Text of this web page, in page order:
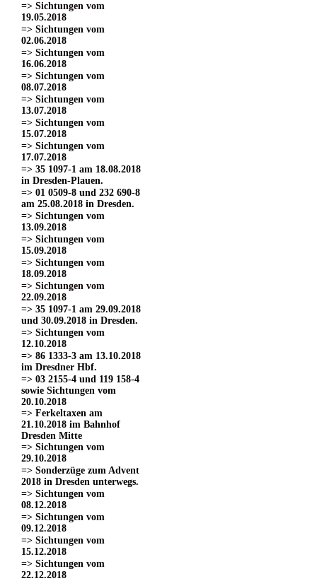
=> Sichtungen vom
19.05.2018
=> Sichtungen vom
02.06.2018
=> Sichtungen vom
16.06.2018
=> Sichtungen vom
08.07.2018
=> Sichtungen vom
13.07.2018
=> Sichtungen vom
15.07.2018
=> Sichtungen vom
17.07.2018
=> 35 1097-1 am 18.08.2018
in Dresden-Plauen.
=> 01 0509-8 und 232 690-8
am 25.08.2018 in Dresden.
=> Sichtungen vom
13.09.2018
=> Sichtungen vom
15.09.2018
=> Sichtungen vom
18.09.2018
=> Sichtungen vom
22.09.2018
=> 35 1097-1 am 29.09.2018
und 30.09.2018 in Dresden.
=> Sichtungen vom
12.10.2018
=> 86 1333-3 am 13.10.2018
im Dresdner Hbf.
=> 03 2155-4 und 119 158-4
sowie Sichtungen vom
20.10.2018
=> Ferkeltaxen am
21.10.2018 im Bahnhof
Dresden Mitte
=> Sichtungen vom
29.10.2018
=> Sonderzüge zum Advent
2018 in Dresden unterwegs.
=> Sichtungen vom
08.12.2018
=> Sichtungen vom
09.12.2018
=> Sichtungen vom
15.12.2018
=> Sichtungen vom
22.12.2018